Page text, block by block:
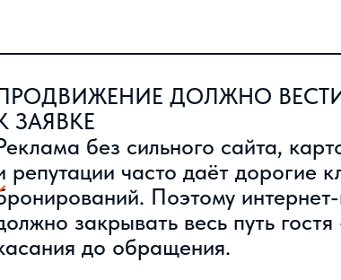
Поэтому интернет-продвижение
до обращения.